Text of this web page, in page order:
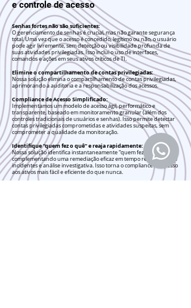
e controle de acesso
Senhas fortes não são suficientes:
O gerenciamento de senhas é crucial, mas não garante segurança
total. Uma vez que o acesso é concedido, legítimo ou não, o usuário
pode agir livremente, sem detecção ou visibilidade profunda de
suas atividades privilegiadas. Isso inclui o uso de interfaces,
comandos e ações em seus ativos críticos de TI.
Elimine o compartilhamento de contas privilegiadas:
Nossa solução elimina o compartilhamento de contas privilegiadas,
aprimorando a auditoria e a responsabilização dos acessos.
Compliance de Acesso Simplificado:
Implementamos um modelo de acesso ágil, performático e
transparente, baseado em monitoramento granular (além dos
controles tradicionais de usuários e senhas). Isso permite detectar
contas privilegiadas comprometidas e atividades suspeitas, sem
comprometer a qualidade da monitoração.
Identifique "quem fez o quê" e reaja rapidamente:
Nossa solução identifica instantaneamente "quem fez o quê",
complementando uma remediação eficaz em tempo real, gestão de
incidentes e análise investigativa. Isso torna o compliance de acesso
aos ativos mais fácil e eficiente do que nunca.